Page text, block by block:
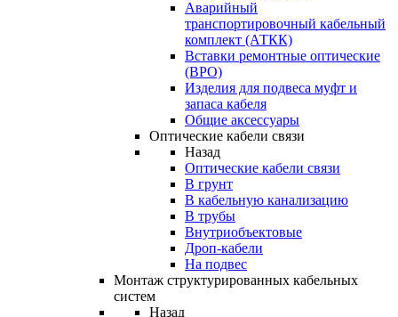
Аварийный
транспортировочный кабельный
комплект (АТКК)
Вставки ремонтные оптические
(ВРО)
Изделия для подвеса муфт и
запаса кабеля
Общие аксессуары
Оптические кабели связи
Назад
Оптические кабели связи
В грунт
В кабельную канализацию
В трубы
Внутриобъектовые
Дроп-кабели
На подвес
Монтаж структурированных кабельных
систем
Назад